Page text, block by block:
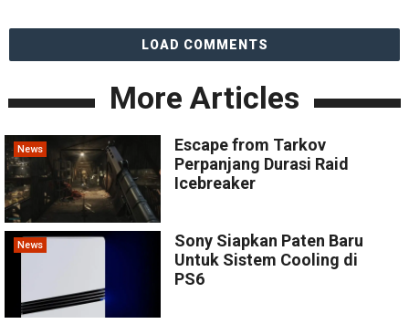
LOAD COMMENTS
More Articles
News
Escape from Tarkov
Perpanjang Durasi Raid
Icebreaker
News
Sony Siapkan Paten Baru
Untuk Sistem Cooling di
PS6